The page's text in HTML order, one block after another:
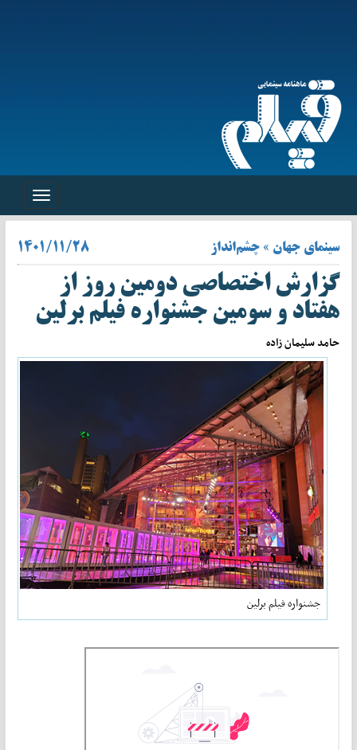
Toggle
سینمای جهان » چشم‌انداز ۱۴۰۱/۱۱/۲۸
گزارش اختصاصی دومین روز از
هفتاد و سومین جشنواره فیلم برلین
حامد سلیمان زاده
جشنواره فیلم برلین